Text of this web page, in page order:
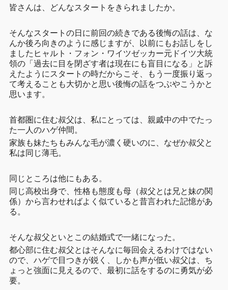
皆さんは、どんなスタートをきられましたか。
そんなスタートの日に前回の続きである後悔の話は、な
んか後ろ向きのように感じますが、以前にもお話しをし
ましたヒャルト・フォン・ワイツゼッカー元ドイツ大統
領の「過去に目を閉ざす者は現在にも盲目になる」と訴
えたようにスタートの時だからこそ、もう一度振り返っ
て考えることも大切かと思い後悔の話をつぶやこうかと
思います。
首都圏に住む叔父は、私にとっては、親戚中の中でたっ
た一人のハゲ仲間。
家族も妹たちもみんな毛が濃く硬いのに、なぜか叔父と
私は同じ薄毛。
同じところは他にもある。
同じ高校出身で、性格も態度も母（叔父とは兄と妹の関
係）から言わせればよく似ていると昔言われた記憶があ
る。
そんな叔父といとこの結婚式で一緒になった。
都心部に住む叔父とはそんなに毎回会えるわけではない
ので、ハゲで目つきが鋭く、しかも声が低い叔父は、ち
ょっと強面に見えるので、最初に話をするのに勇気が必
要。